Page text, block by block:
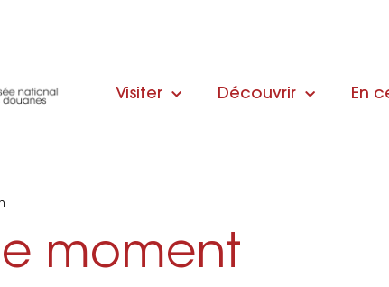
Visiter Découvrir En
moment